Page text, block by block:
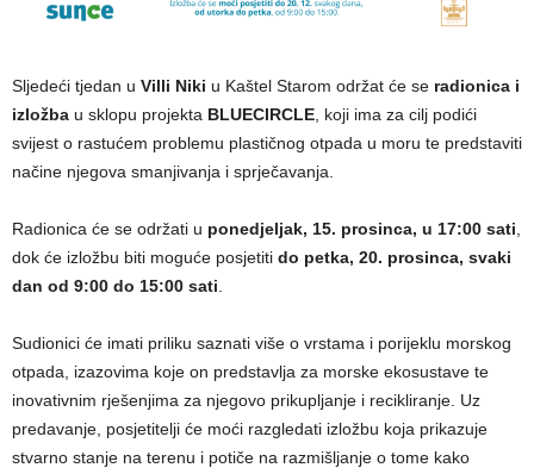
Sljedeći tjedan u Villi Niki u Kaštel Starom održat će se radionica i
izložba u sklopu projekta BLUECIRCLE , koji ima za cilj podići
svijest o rastućem problemu plastičnog otpada u moru te predstaviti
načine njegova smanjivanja i sprječavanja.
Radionica će se održati u ponedjeljak, 15. prosinca, u 17:00 sati
dok će izložbu biti moguće posjetiti do petka, 20. prosinca, svaki
dan od 9:00 do 15:00 sati
Sudionici će imati priliku saznati više o vrstama i porijeklu morskog
otpada, izazovima koje on predstavlja za morske ekosustave te
inovativnim rješenjima za njegovo prikupljanje i recikliranje. Uz
predavanje, posjetitelji će moći razgledati izložbu koja prikazuje
stvarno stanje na terenu i potiče na razmišljanje o tome kako